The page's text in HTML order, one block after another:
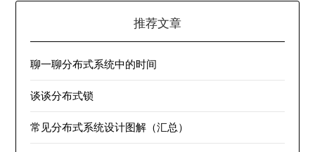
推荐文章
聊一聊分布式系统中的时间
谈谈分布式锁
常见分布式系统设计图解（汇总）